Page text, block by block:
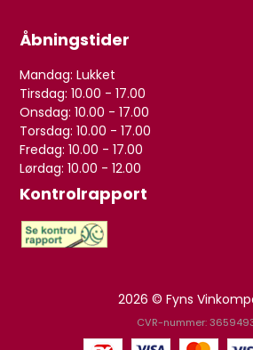
Åbningstider
Mandag: Lukket
Tirsdag: 10.00 - 17.00
Onsdag: 10.00 - 17.00
Torsdag: 10.00 - 17.00
Fredag: 10.00 - 17.00
Lørdag: 10.00 - 12.00
Kontrolrapport
2026 © Fyns
CVR-nummer: